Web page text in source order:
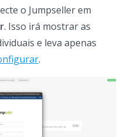
o Jumpseller em
. Isso irá mostrar as
e leva apenas
.